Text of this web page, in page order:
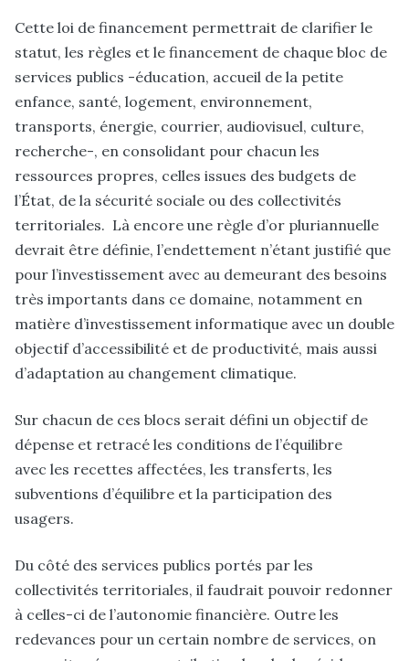
Cette loi de financement permettrait de clarifier le
statut, les règles et le financement de chaque bloc de
services publics -éducation, accueil de la petite
enfance, santé, logement, environnement,
transports, énergie, courrier, audiovisuel, culture,
recherche-, en consolidant pour chacun les
ressources propres, celles issues des budgets de
l’État, de la sécurité sociale ou des collectivités
territoriales. Là encore une règle d’or pluriannuelle
devrait être définie, l’endettement n’étant justifié que
pour l’investissement avec au demeurant des besoins
très importants dans ce domaine, notamment en
matière d’investissement informatique avec un double
objectif d’accessibilité et de productivité, mais aussi
d’adaptation au changement climatique.
Sur chacun de ces blocs serait défini un objectif de
dépense et retracé les conditions de l’équilibre
avec les recettes affectées, les transferts, les
subventions d’équilibre et la participation des
usagers.
Du côté des services publics portés par les
collectivités territoriales, il faudrait pouvoir redonner
à celles-ci de l’autonomie financière. Outre les
redevances pour un certain nombre de services, on